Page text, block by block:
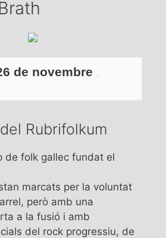
de novembre ,
Rubrifolkum
de folk gallec fundat el
marcats per la voluntat
però amb una
a la fusió i amb
del rock progressiu, de